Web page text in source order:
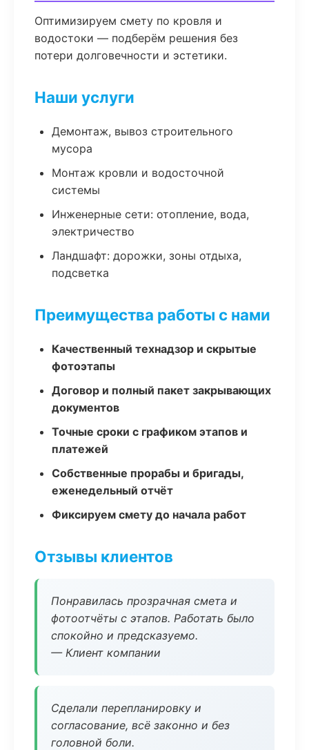
Оптимизируем смету по кровля и
водостоки — подберём решения без
потери долговечности и эстетики.
Наши услуги
Демонтаж, вывоз строительного
мусора
Монтаж кровли и водосточной
системы
Инженерные сети: отопление, вода,
электричество
Ландшафт: дорожки, зоны отдыха,
подсветка
Преимущества работы с нами
Качественный технадзор и скрытые
фотоэтапы
Договор и полный пакет закрывающих
документов
Точные сроки с графиком этапов и
платежей
Собственные прорабы и бригады,
еженедельный отчёт
Фиксируем смету до начала работ
Отзывы клиентов
Понравилась прозрачная смета и
фотоотчёты с этапов. Работать было
спокойно и предсказуемо.
— Клиент компании
Сделали перепланировку и
согласование, всё законно и без
головной боли.